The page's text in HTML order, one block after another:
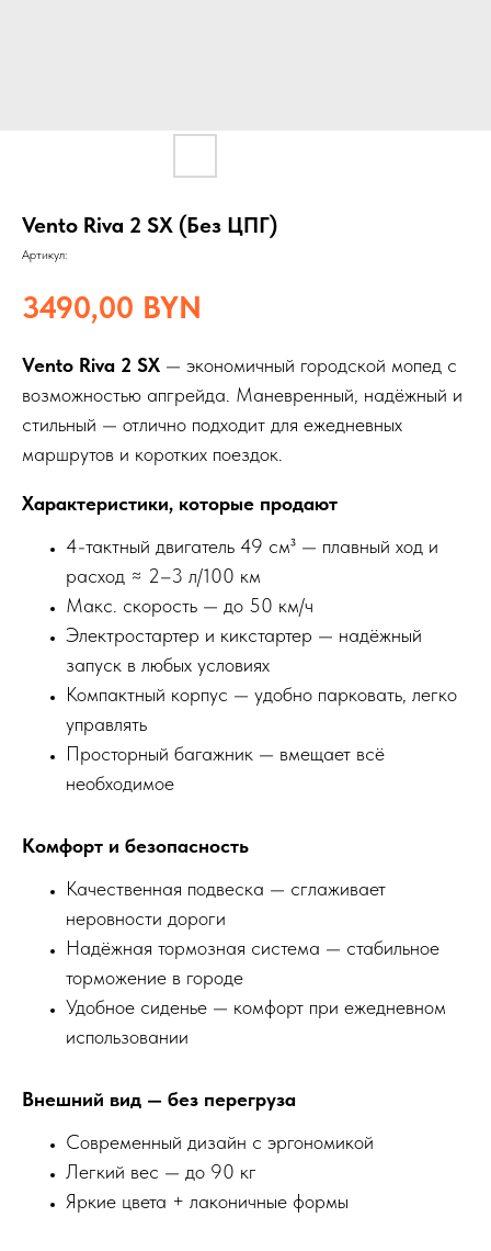
Vento Riva 2 SX (Без ЦПГ)
Артикул:
3490,00 BYN
Vento Riva 2 SX — экономичный городской мопед с
возможностью апгрейда. Маневренный, надёжный и
стильный — отлично подходит для ежедневных
маршрутов и коротких поездок.
Характеристики, которые продают
4-тактный двигатель 49 см³ — плавный ход и
расход ≈ 2–3 л/100 км
Макс. скорость — до 50 км/ч
Электростартер и кикстартер — надёжный
запуск в любых условиях
Компактный корпус — удобно парковать, легко
управлять
Просторный багажник — вмещает всё
необходимое
Комфорт и безопасность
Качественная подвеска — сглаживает
неровности дороги
Надёжная тормозная система — стабильное
торможение в городе
Удобное сиденье — комфорт при ежедневном
использовании
Внешний вид — без перегруза
Современный дизайн с эргономикой
Легкий вес — до 90 кг
Яркие цвета + лаконичные формы